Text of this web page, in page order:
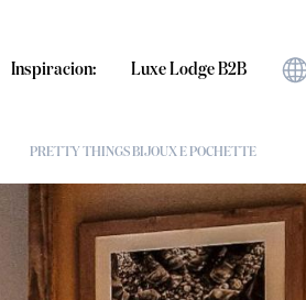
Luxe Lodge B2B
Inspiracion:
PRETTY THINGS BIJOUX E POCHETTE